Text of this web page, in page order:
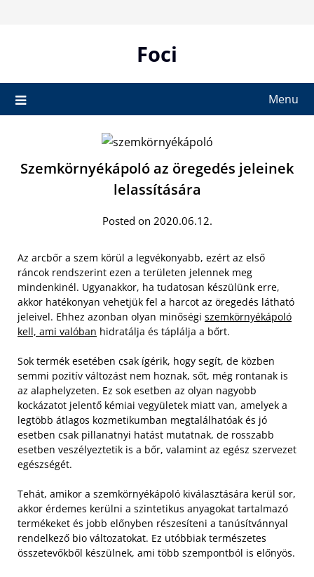
Foci
Menu
Szemkörnyékápoló az öregedés jeleinek
lelassítására
Posted on 2020.06.12.
Az arcbőr a szem körül a legvékonyabb, ezért az első
ráncok rendszerint ezen a területen jelennek meg
mindenkinél. Ugyanakkor, ha tudatosan készülünk erre,
akkor hatékonyan vehetjük fel a harcot az öregedés látható
jeleivel. Ehhez azonban olyan minőségi szemkörnyékápoló
kell, ami valóban hidratálja és táplálja a bőrt.
Sok termék esetében csak ígérik, hogy segít, de közben
semmi pozitív változást nem hoznak, sőt, még rontanak is
az alaphelyzeten. Ez sok esetben az olyan nagyobb
kockázatot jelentő kémiai vegyületek miatt van, amelyek a
legtöbb átlagos kozmetikumban megtalálhatóak és jó
esetben csak pillanatnyi hatást mutatnak, de rosszabb
esetben veszélyeztetik is a bőr, valamint az egész szervezet
egészségét.
Tehát, amikor a szemkörnyékápoló kiválasztására kerül sor,
akkor érdemes kerülni a szintetikus anyagokat tartalmazó
termékeket és jobb előnyben részesíteni a tanúsítvánnyal
rendelkező bio változatokat. Ez utóbbiak természetes
összetevőkből készülnek, ami több szempontból is előnyös.